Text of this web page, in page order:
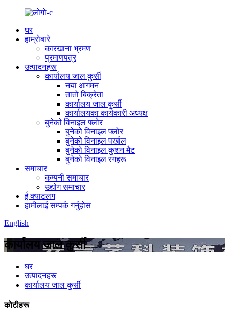
घर
हाम्रोबारे
कारखाना भ्रमण
प्रमाणपत्र
उत्पादनहरू
कार्यालय जाल कुर्सी
नया आगमन
तातो बिक्रेता
कार्यालय जाल कुर्सी
कार्यालयका कार्यकारी अध्यक्ष
बुनेको विनाइल फ्लोर
बुनेको विनाइल फ्लोर
बुनेको विनाइल पर्खाल
बुनेको विनाइल कुशन मैट
बुनेको विनाइल रगहरू
समाचार
कम्पनी समाचार
उद्योग समाचार
ई क्याटलग
हामीलाई सम्पर्क गर्नुहोस
English
कार्यालय जाल कुर्सी
घर
उत्पादनहरू
कार्यालय जाल कुर्सी
कोटीहरू